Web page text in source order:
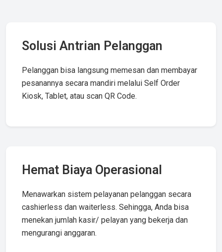
Solusi Antrian Pelanggan
Pelanggan bisa langsung memesan dan membayar
pesanannya secara mandiri melalui Self Order
Kiosk, Tablet, atau scan QR Code.
Hemat Biaya Operasional
Menawarkan sistem pelayanan pelanggan secara
cashierless dan waiterless. Sehingga, Anda bisa
menekan jumlah kasir/ pelayan yang bekerja dan
mengurangi anggaran.